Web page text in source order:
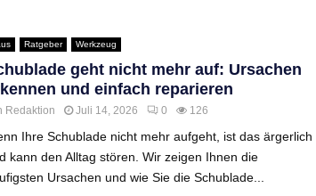
Ratgeber Werkzeug
geht nicht mehr auf: Ursachen
und einfach reparieren
Redaktion Juli 14, 2026 0 126
Ihre Schublade nicht mehr aufgeht, ist das ärgerlich
kann den Alltag stören. Wir zeigen Ihnen die
Ursachen und wie Sie die Schublade...